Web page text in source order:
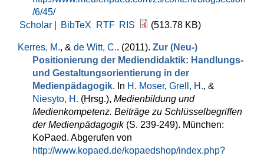
/6/45/
Scholar |
BibTeX RTF RIS (513.78 KB)
Kerres, M., & de Witt, C.. (2011). Zur (Neu-)
Positionierung der Mediendidaktik: Handlungs-
und Gestaltungsorientierung in der
Medienpädagogik. In H. Moser, Grell, H., &
Niesyto, H. (Hrsg.), Medienbildung und
Medienkompetenz. Beiträge zu Schlüsselbegriffen
der Medienpädagogik(S. 239-249). München:
KoPaed. Abgerufen von
http://www.kopaed.de/kopaedshop/index.php?